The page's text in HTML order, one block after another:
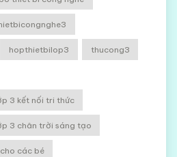
hopthietbilop3 thucong3
3 kết nối tri thức
3 chân trời sáng tạo
các bé